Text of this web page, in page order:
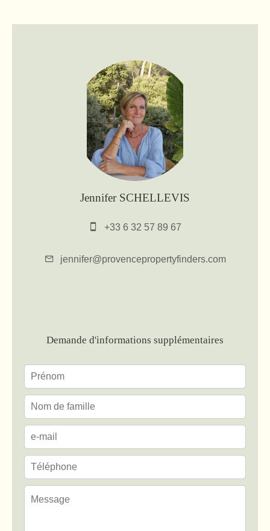
Jennifer SCHELLEVIS
+33 6 32 57 89 67
jennifer@provencepropertyfinders.com
Demande d'informations supplémentaires